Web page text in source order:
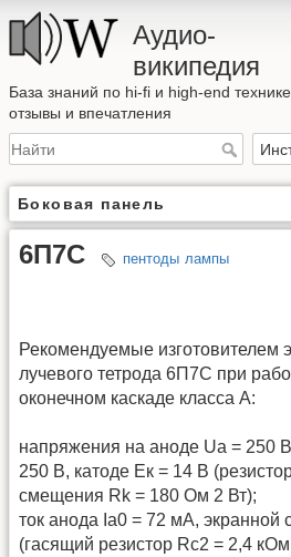
Аудио-
википедия
База знаний по hi-fi и high-end
отзывы и впечатления
Боковая панель
6П7С пентоды лампы
Рекомендуемые изготовителем
лучевого тетрода 6П7С при
оконечном каскаде класса А:
напряжения на аноде Ua = 250
250 В, катоде Ек = 14 В
смещения Rk = 180 Ом 2 Вт);
ток анода Іа0 = 72 мА, экранной
(гасящий резистор Rc2 = 2,4